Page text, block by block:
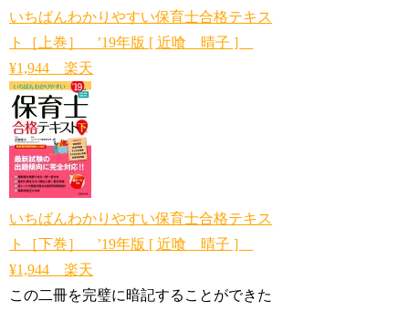
いちばんわかりやすい保育士合格テキス
ト［上巻］ ’19年版 [ 近喰 晴子 ]
¥1,944 楽天
いちばんわかりやすい保育士合格テキス
ト［下巻］ ’19年版 [ 近喰 晴子 ]
¥1,944 楽天
この二冊を完璧に暗記することができた